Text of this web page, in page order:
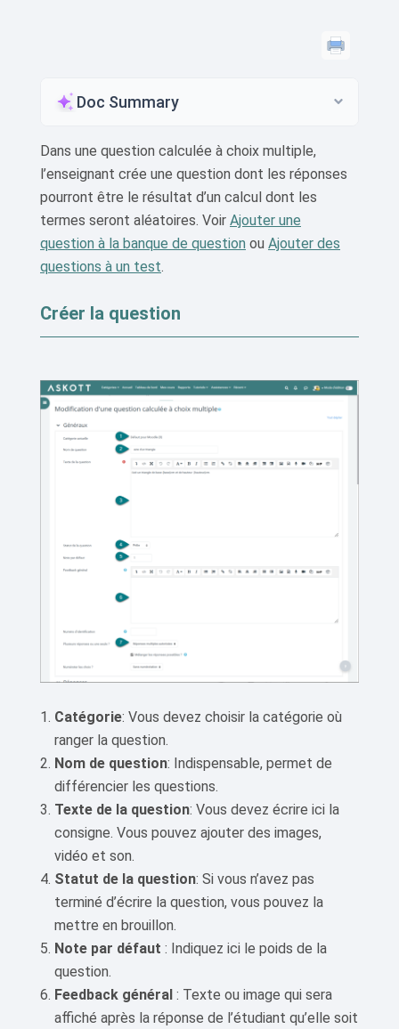
Doc Summary
Dans une question calculée à choix multiple,
l’enseignant crée une question dont les réponses
pourront être le résultat d’un calcul dont les
termes seront aléatoires. Voir Ajouter une
question à la banque de question ou Ajouter des
questions à un test.
Créer la question
Catégorie: Vous devez choisir la catégorie où
ranger la question.
Nom de question: Indispensable, permet de
différencier les questions.
Texte de la question: Vous devez écrire ici la
consigne. Vous pouvez ajouter des images,
vidéo et son.
Statut de la question: Si vous n’avez pas
terminé d’écrire la question, vous pouvez la
mettre en brouillon.
Note par défaut : Indiquez ici le poids de la
question.
Feedback général : Texte ou image qui sera
affiché après la réponse de l’étudiant qu’elle soit